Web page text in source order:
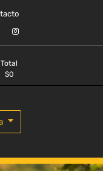
Total
$0